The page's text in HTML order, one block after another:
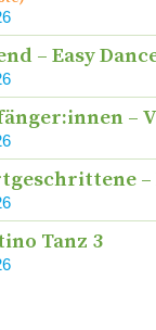
– Easy
–
Tanz 3